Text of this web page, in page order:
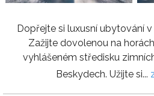
Dopřejte si luxusní ubytování
Zažijte dovolenou na
vyhlášeném středisku
Beskydech. Užijte si...